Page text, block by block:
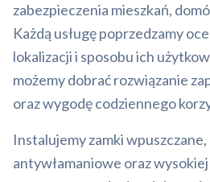
zabezpieczenia mieszkań,
Każdą usługę poprzedzamy
lokalizacji i sposobu ich
możemy dobrać rozwiązanie
oraz wygodę codziennego
Instalujemy zamki
antywłamaniowe oraz wysokiej